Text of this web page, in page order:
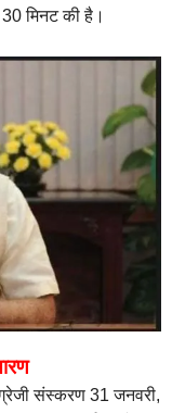
मिनट की है।
संस्करण 31 जनवरी,